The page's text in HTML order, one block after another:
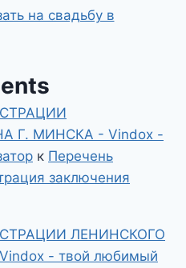
на свадьбу в
Г. МИНСКА - Vindox -
к Перечень
заключения
ЛЕНИНСКОГО
- твой любимый